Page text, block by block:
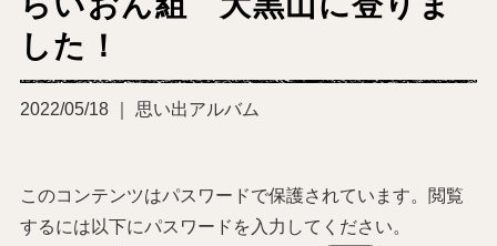
した！
2022/05/18 ｜ 思い出アルバム
このコンテンツはパスワードで保護されています。閲覧
するには以下にパスワードを入力してください。